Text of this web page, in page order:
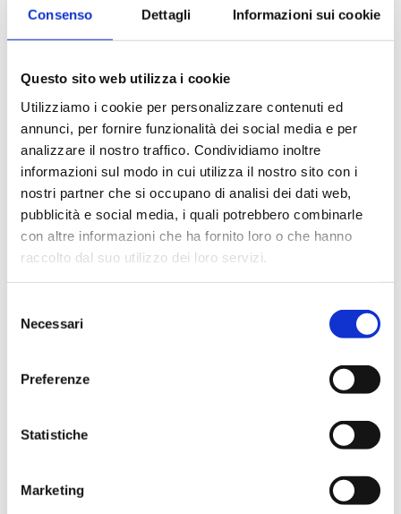
Consenso Dettagli Informazioni sui cookie
Questo sito web utilizza i cookie
Utilizziamo i cookie per personalizzare contenuti ed
annunci, per fornire funzionalità dei social media e per
analizzare il nostro traffico. Condividiamo inoltre
informazioni sul modo in cui utilizza il nostro sito con i
nostri partner che si occupano di analisi dei dati web,
pubblicità e social media, i quali potrebbero combinarle
con altre informazioni che ha fornito loro o che hanno
raccolto dal suo utilizzo dei loro servizi.
delNecessari
Preferenze
Statistiche
Marketing
Piccolo XS
Bianca Krups –
Macchina Caffe
“DolceGusto”
€69,00
“MiniMe” Nera
KP1238 – Krups
Macchina Caffè
“DolceGusto”
€ 79,00
“MiniMe”
Macchina
quantità